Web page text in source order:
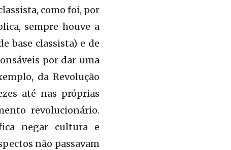
como foi, por
sempre houve a
base classista) e de
por dar uma
da Revolução
até nas próprias
revolucionário.
negar cultura e
não passavam